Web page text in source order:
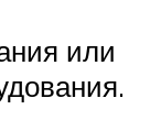
или